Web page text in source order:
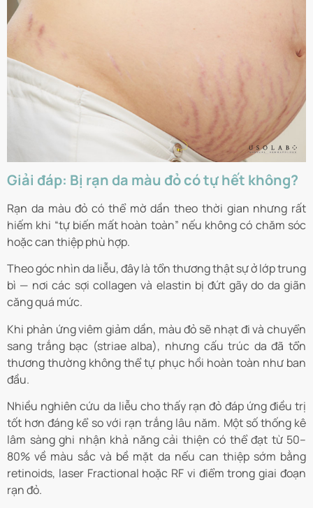
Giải đáp: Bị rạn da màu đỏ có tự hết không?
Rạn da màu đỏ có thể mờ dần theo thời gian nhưng rất
hiếm khi “tự biến mất hoàn toàn” nếu không có chăm sóc
hoặc can thiệp phù hợp.
Theo góc nhìn da liễu, đây là tổn thương thật sự ở lớp trung
bì — nơi các sợi collagen và elastin bị đứt gãy do da giãn
căng quá mức.
Khi phản ứng viêm giảm dần, màu đỏ sẽ nhạt đi và chuyển
sang trắng bạc (striae alba), nhưng cấu trúc da đã tổn
thương thường không thể tự phục hồi hoàn toàn như ban
đầu.
Nhiều nghiên cứu da liễu cho thấy rạn đỏ đáp ứng điều trị
tốt hơn đáng kể so với rạn trắng lâu năm. Một số thống kê
lâm sàng ghi nhận khả năng cải thiện có thể đạt từ 50–
80% về màu sắc và bề mặt da nếu can thiệp sớm bằng
retinoids, laser Fractional hoặc RF vi điểm trong giai đoạn
rạn đỏ.